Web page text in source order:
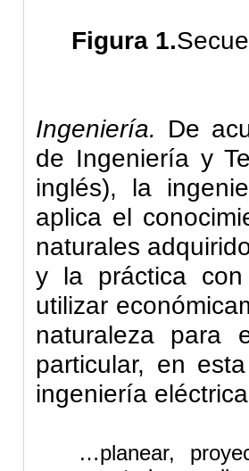
Figura 1.
Ingeniería. De
de Ingeniería y
inglés), la
aplica el
naturales
y la práctica
utilizar
naturaleza para
particular, en
ingeniería eléctrica
…planear,